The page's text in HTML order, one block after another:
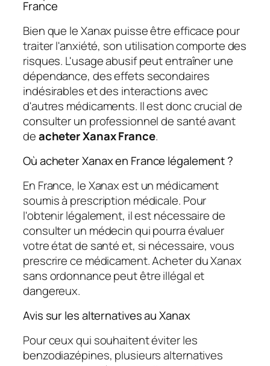
France
Bien que le Xanax puisse être efficace pour
traiter l'anxiété, son utilisation comporte des
risques. L'usage abusif peut entraîner une
dépendance, des effets secondaires
indésirables et des interactions avec
d'autres médicaments. Il est donc crucial de
consulter un professionnel de santé avant
deacheter Xanax France.
Où acheter Xanax en France légalement ?
En France, le Xanax est un médicament
soumis à prescription médicale. Pour
l'obtenir légalement, il est nécessaire de
consulter un médecin qui pourra évaluer
votre état de santé et, si nécessaire, vous
prescrire ce médicament. Acheter du Xanax
sans ordonnance peut être illégal et
dangereux.
Avis sur les alternatives au Xanax
Pour ceux qui souhaitent éviter les
benzodiazépines, plusieurs alternatives